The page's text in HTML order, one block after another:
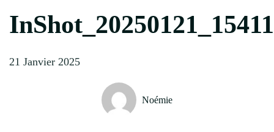
21 Janvier 2025
Noémie